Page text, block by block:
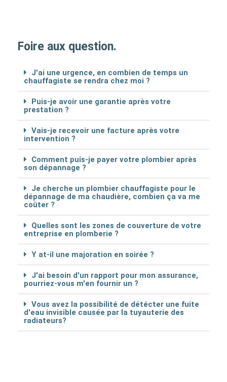
Foire aux question.
J'ai une urgence, en combien de temps un
chauffagiste se rendra chez moi ?
Puis-je avoir une garantie après votre
prestation ?
Vais-je recevoir une facture après votre
intervention ?
Comment puis-je payer votre plombier après
son dépannage ?
Je cherche un plombier chauffagiste pour le
dépannage de ma chaudière, combien ça va me
coûter ?
Quelles sont les zones de couverture de votre
entreprise en plomberie ?
Y at-il une majoration en soirée ?
J'ai besoin d'un rapport pour mon assurance,
pourriez-vous m'en fournir un ?
Vous avez la possibilité de détécter une fuite
d'eau invisible causée par la tuyauterie des
radiateurs?